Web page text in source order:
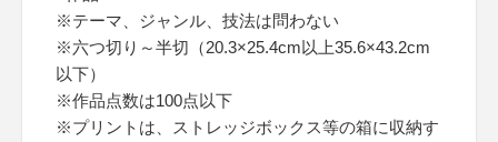
※テーマ、ジャンル、技法は問わない
※六つ切り～半切（20.3×25.4cm以上35.6×43.2cm
以下）
※作品点数は100点以下
※プリントは、ストレッジボックス等の箱に収納す